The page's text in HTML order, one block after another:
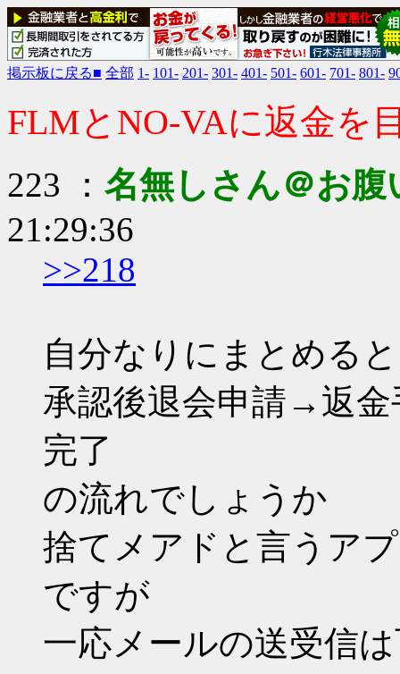
掲示板に戻る■ 全部 1- 101- 201- 301- 401- 501- 601- 701- 801-
FLMとNO-VAに返金を
223 ： 名無しさん＠お腹
21:29:36
>>218
自分なりにまとめると
承認後退会申請→返
完了
の流れでしょうか
捨てメアドと言うア
ですが
一応メールの送受信